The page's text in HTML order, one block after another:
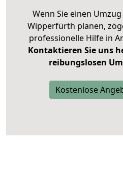
Wenn Sie einen
Wipperfürth planen,
professionelle Hilfe in
Kontaktieren Sie uns
reibungslosen
Kostenlose